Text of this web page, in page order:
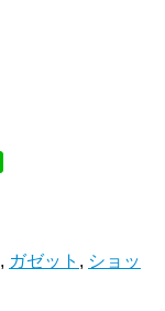
, ガゼット , ショッ